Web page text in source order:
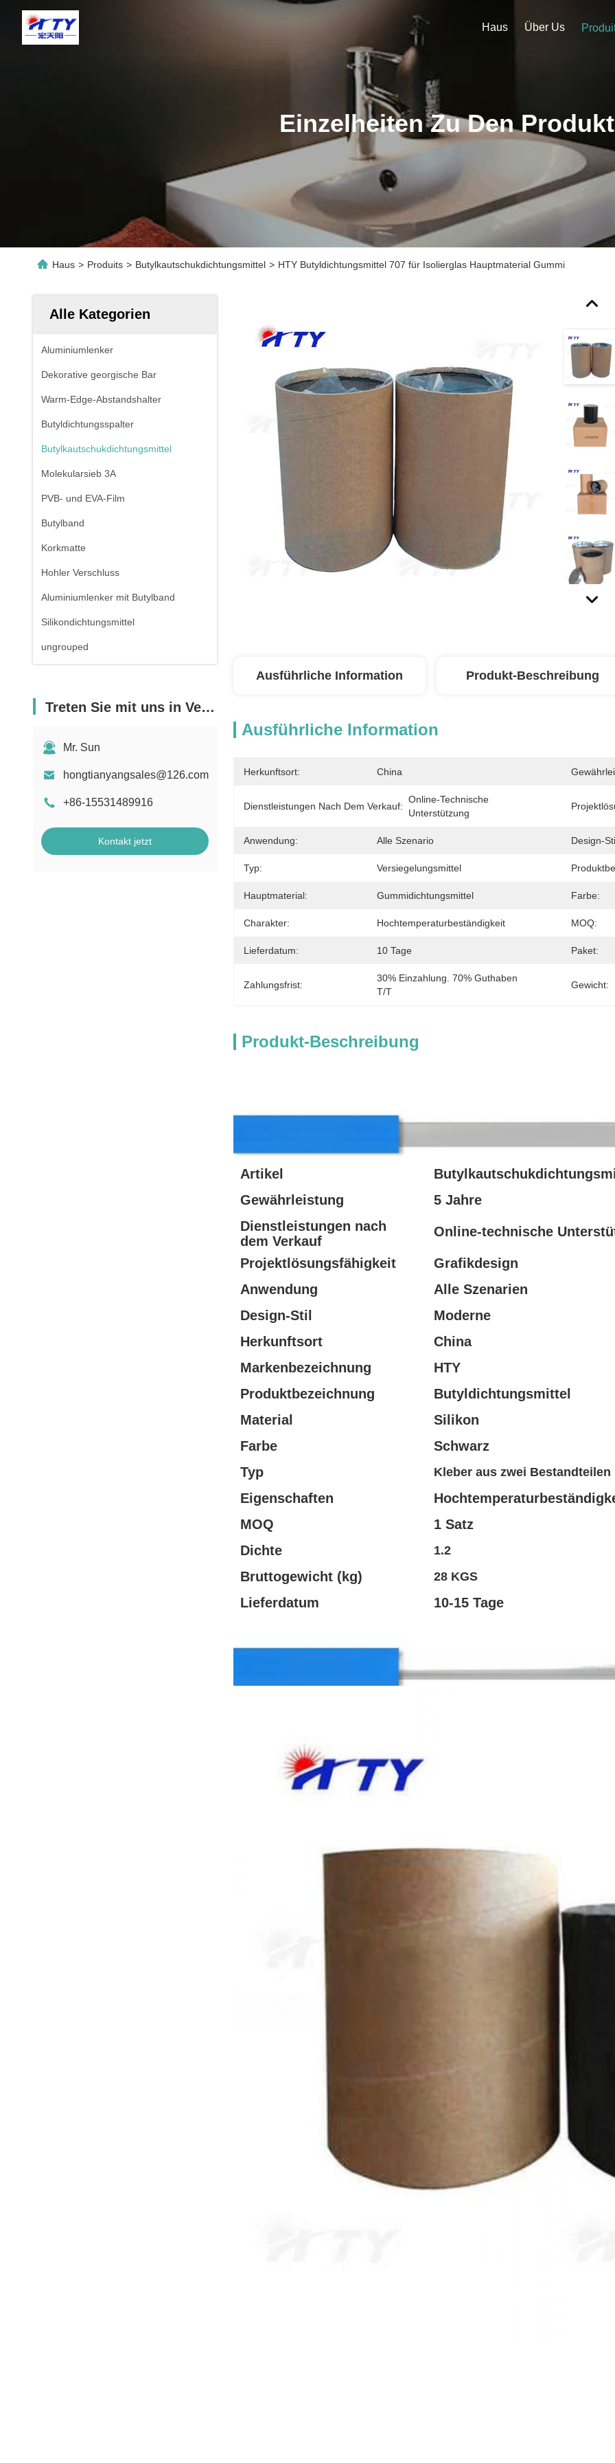
Haus Über Us
Einzelheiten Zu Den
Haus > Produits > Butylkautschukdichtungsmittel > HTY Butyldichtungsmittel 707 für Isolierglas Hauptmaterial Gummi
Alle Kategorien
Aluminiumlenker
Dekorative georgische Bar
Warm-Edge-Abstandshalter
Butyldichtungsspalter
Butylkautschukdichtungsmittel
Molekularsieb 3A
PVB- und EVA-Film
Butylband
Korkmatte
Hohler Verschluss
Aluminiumlenker mit Butylband
Silikondichtungsmittel
ungrouped
Treten Sie mit uns in Verbindung
Mr. Sun
hongtianyangsales@126.com
+86-15531489916
Kontakt jetzt
Ausführliche Information Produkt-Beschreibung
Ausführliche Information
Herkunftsort: China
Dienstleistungen Nach Dem Verkauf:
Online-Technische
Unterstützung
Anwendung: Alle Szenario Design-
Typ: Versiegelungsmittel
Hauptmaterial: Gummidichtungsmittel Farbe:
Charakter: Hochtemperaturbeständigkeit MOQ:
Lieferdatum: 10 Tage Paket:
Zahlungsfrist:
30% Einzahlung. 70% Guthaben
T/T
Gewicht:
Produkt-Beschreibung
Artikel
Gewährleistung
5 Jahre
Dienstleistungen nach
dem Verkauf
Online-technische
Projektlösungsfähigkeit
Grafikdesign
Anwendung
Alle Szenarien
Design-Stil
Moderne
Herkunftsort
China
Markenbezeichnung
HTY
Produktbezeichnung
Butyldichtungsmittel
Material
Silikon
Farbe
Schwarz
Typ
Kleber aus zwei Bestandteilen
Eigenschaften
MOQ
1 Satz
Dichte
1.2
Bruttogewicht (kg) 28 KGS
Lieferdatum 10-15 Tage